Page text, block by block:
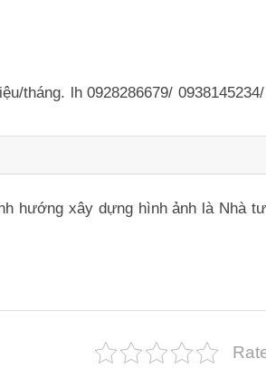
tháng. lh 0928286679/ 0938145234/
hướng xây dựng hình ảnh là Nhà